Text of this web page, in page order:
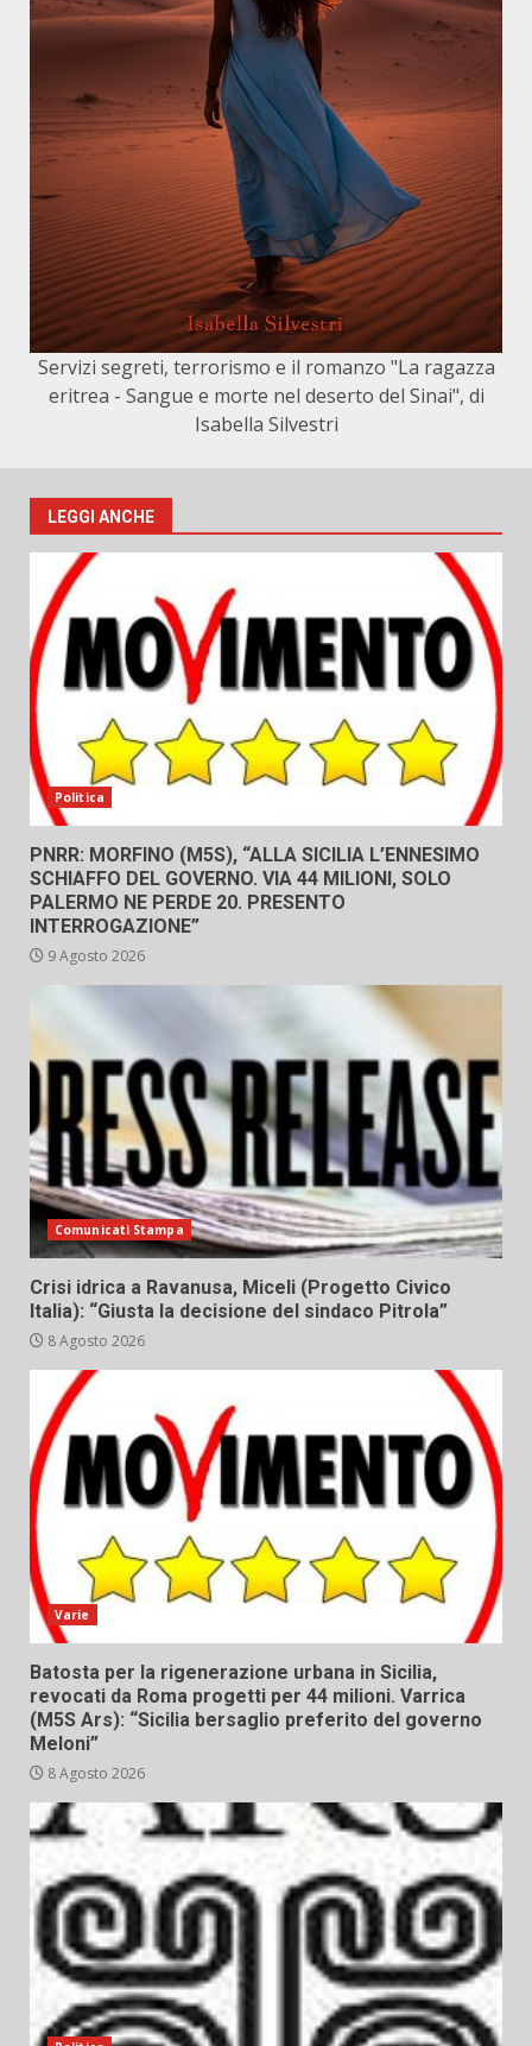
Servizi segreti, terrorismo e il romanzo "La ragazza
eritrea - Sangue e morte nel deserto del Sinai", di
Isabella Silvestri
LEGGI ANCHE
Politica
PNRR: MORFINO (M5S), “ALLA SICILIA L’ENNESIMO
SCHIAFFO DEL GOVERNO. VIA 44 MILIONI, SOLO
PALERMO NE PERDE 20. PRESENTO
INTERROGAZIONE”
9 Agosto 2026
Comunicati Stampa
Crisi idrica a Ravanusa, Miceli (Progetto Civico
Italia): “Giusta la decisione del sindaco Pitrola”
8 Agosto 2026
Varie
Batosta per la rigenerazione urbana in Sicilia,
revocati da Roma progetti per 44 milioni. Varrica
(M5S Ars): “Sicilia bersaglio preferito del governo
Meloni”
8 Agosto 2026